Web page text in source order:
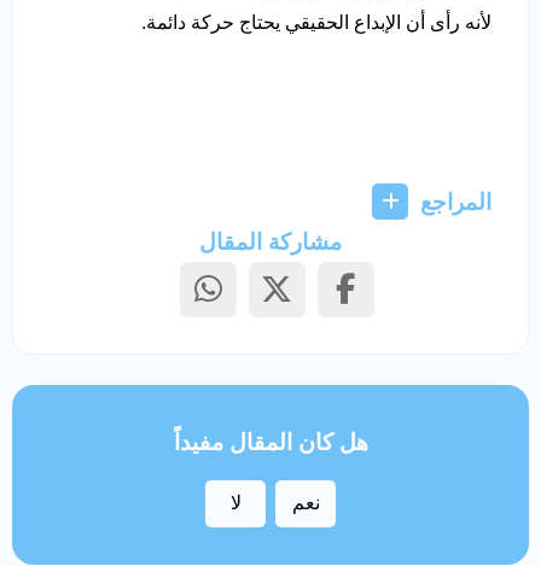
لأنه رأى أن الإبداع الحقيقي يحتاج حركة دائمة.
المراجع
مشاركة المقال
هل كان المقال مفيداً
نعم لا